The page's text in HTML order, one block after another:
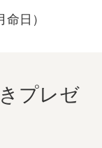
日）
プレゼ